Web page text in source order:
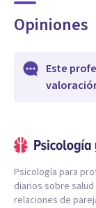
Opiniones
Este
Psicología para
diarios sobre
relaciones de